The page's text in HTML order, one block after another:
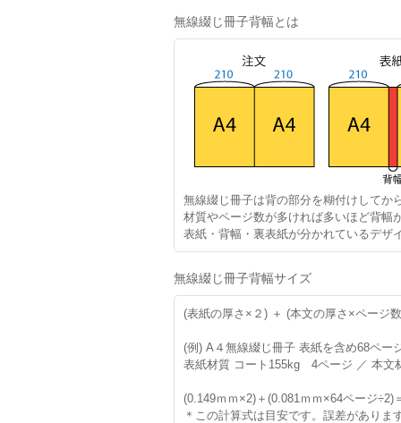
無線綴じ冊子背幅とは
無線綴じ冊子は背の部分を糊付けしてか
材質やページ数が多ければ多いほど背幅
表紙・背幅・裏表紙が分かれているデザ
無線綴じ冊子背幅サイズ
(表紙の厚さ×２) ＋ (本文の厚さ×ページ
(例) A４無線綴じ冊子 表紙を含め68ペー
表紙材質 コート155kg 4ページ ／ 本
(0.149ｍｍ×2)＋(0.081ｍｍ×64ページ÷2)
＊この計算式は目安です。誤差がありま